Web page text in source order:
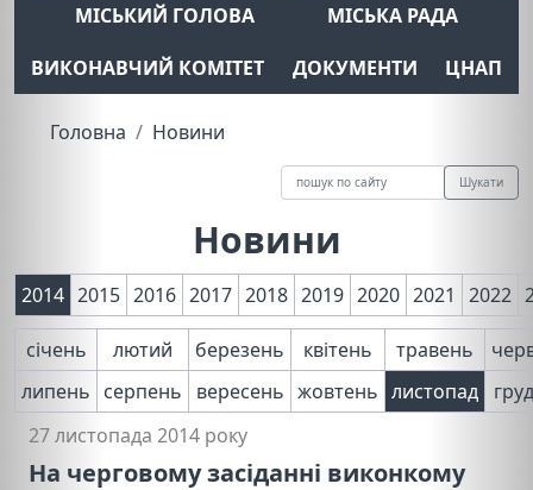
МІСЬКИЙ ГОЛОВА
МІСЬКА РАДА
ВИКОНАВЧИЙ КОМІТЕТ
ДОКУМЕНТИ ЦНАП
Головна Новини
Шукати
Новини
2014 2015 2016 2017 2018 2019 2020 2021 2022
січень лютий березень квітень травень
липень серпень вересень жовтень листопад
27 листопада 2014 року
На черговому засіданні виконкому